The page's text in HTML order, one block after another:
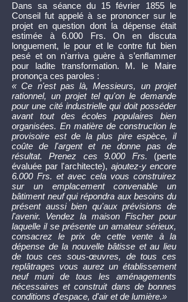
Dans sa séance du 15 février 1855 le
Conseil fut appelé à se prononcer sur le
projet en question dont la dépense était
estimée à 6.000 Frs. On en discuta
longuement, le pour et le contre fut bien
pesé et on n'arriva guère à s’enflammer
pour ladite transformation. M. le Maire
prononça ces paroles :
« Ce n'est pas là, Messieurs, un projet
rationnel, un projet tel qu'on le demande
pour une cité industrielle qui doit posséder
avant tout des écoles populaires bien
organisées. En matière de construction le
provisoire est de la plus pire espèce, il
coûte de l'argent et ne donne pas de
résultat. Prenez ces 9.000 Frs. (perte
évaluée par l'architecte), ajoutez-y encore
6.000 Frs. et avec cela vous construirez
sur un emplacement convenable un
bâtiment neuf qui répondra aux besoins du
présent aussi bien qu'aux prévisions de
l'avenir. Vendez la maison Fischer pour
laquelle il se présente un amateur sérieux,
consacrez le prix de cette vente à la
dépense de la nouvelle bâtisse et au lieu
de tous ces sous-œuvres, de tous ces
replâtrages vous aurez un établissement
neuf muni de tous les aménagements
nécessaires et construit dans de bonnes
conditions d'espace, d'air et de lumière.»